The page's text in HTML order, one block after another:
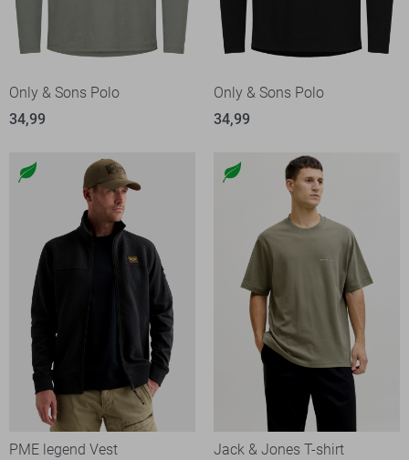
Only & Sons Polo
34,99
Only & Sons Polo
34,99
PME legend Vest
Jack & Jones T-shirt